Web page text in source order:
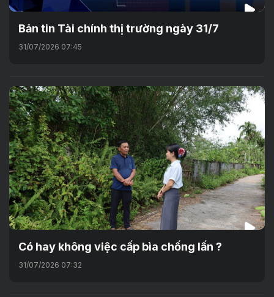
Bản tin Tài chính thị trường ngày 31/7
31/07/2026 07:45
Có hay không việc cấp bìa chống lấn ?
31/07/2026 07:32